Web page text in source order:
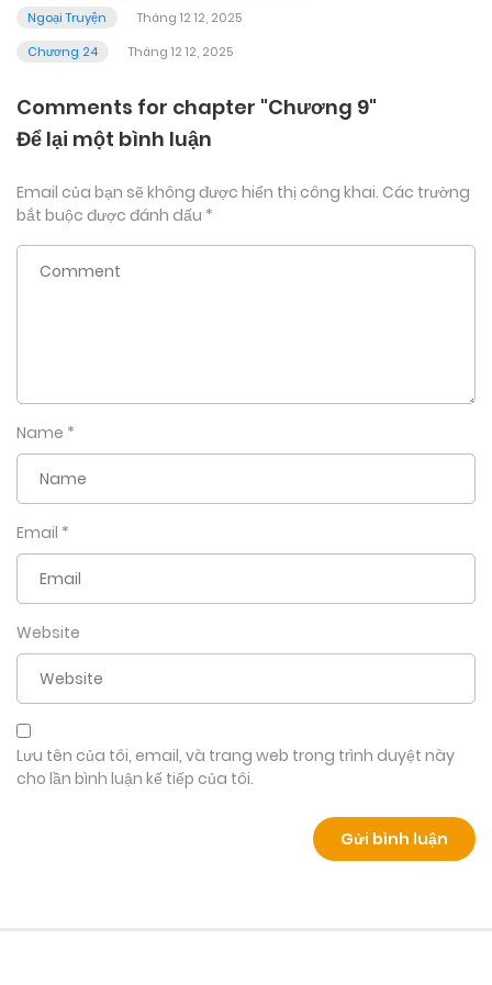
Ngoại Truyện
Tháng 12 12, 2025
Chương 24
Tháng 12 12, 2025
Comments for chapter "Chương 9"
Để lại một bình luận
Email của bạn sẽ không được hiển thị công khai. Các trường
bắt buộc được đánh dấu *
Name *
Email *
Website
Lưu tên của tôi, email, và trang web trong trình duyệt này
cho lần bình luận kế tiếp của tôi.